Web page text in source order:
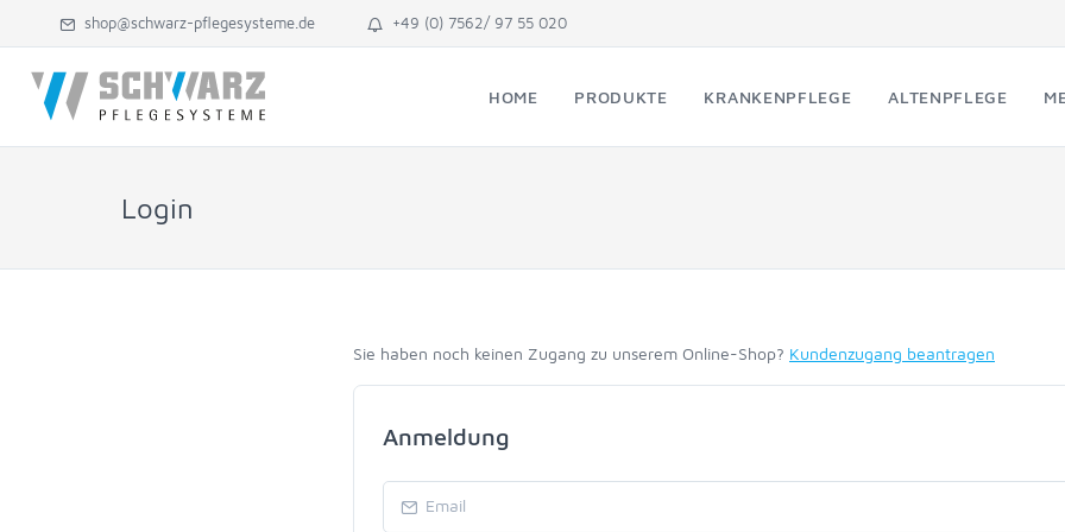
shop@schwarz-pflegesysteme.de +49 (0) 7562/ 97 55 020
HOME PRODUKTE KRANKENPFLEGE ALTENPFLEGE
Login
Sie haben noch keinen Zugang zu unserem Online-Shop? Kundenzugang beantragen
Anmeldung